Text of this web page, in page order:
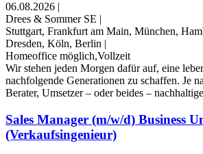
06.08.2026 |
Drees & Sommer SE |
Stuttgart, Frankfurt am Main, München,
Dresden, Köln, Berlin |
Homeoffice möglich,Vollzeit
Wir stehen jeden Morgen dafür auf, eine
nachfolgende Generationen zu schaffen. Je
Berater, Umsetzer – oder beides –
Sales Manager (m/w/d) Business
(Verkaufsingenieur)